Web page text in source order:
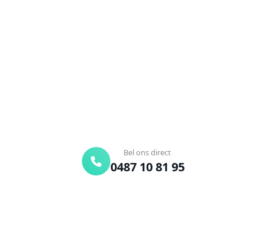
Bel ons direct
0487 10 81 95